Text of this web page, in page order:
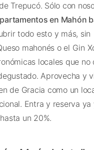
Trepucó. Sólo con
en Mahón
todo esto y más, sin
mahonés o el Gin
locales que no
Aprovecha y
de Gracia como un
Entra y reserva ya
un 20%.